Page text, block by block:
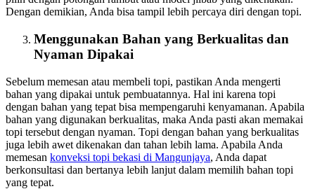
Dengan demikian, Anda bisa tampil lebih percaya diri dengan topi.
Menggunakan Bahan yang Berkualitas dan
Nyaman Dipakai
Sebelum memesan atau membeli topi, pastikan Anda mengerti
bahan yang dipakai untuk pembuatannya. Hal ini karena topi
dengan bahan yang tepat bisa mempengaruhi kenyamanan. Apabila
bahan yang digunakan berkualitas, maka Anda pasti akan memakai
topi tersebut dengan nyaman. Topi dengan bahan yang berkualitas
juga lebih awet dikenakan dan tahan lebih lama. Apabila Anda
memesan konveksi topi bekasi di Mangunjaya, Anda dapat
berkonsultasi dan bertanya lebih lanjut dalam memilih bahan topi
yang tepat.